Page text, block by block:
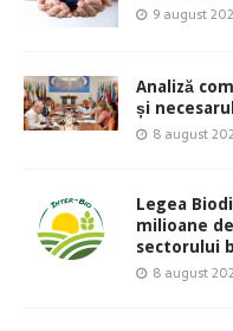
9 august
Analiză
și
8 august
Legea
milioane
sectorului
8 august